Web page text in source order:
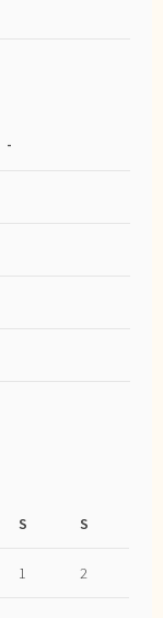
S S
1 2